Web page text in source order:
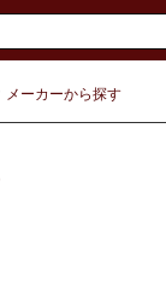
メーカーから探す